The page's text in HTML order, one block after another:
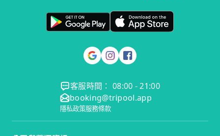
客服時間： 08:00 - 21:00
booking@tripool.app
隱私政策服務條款